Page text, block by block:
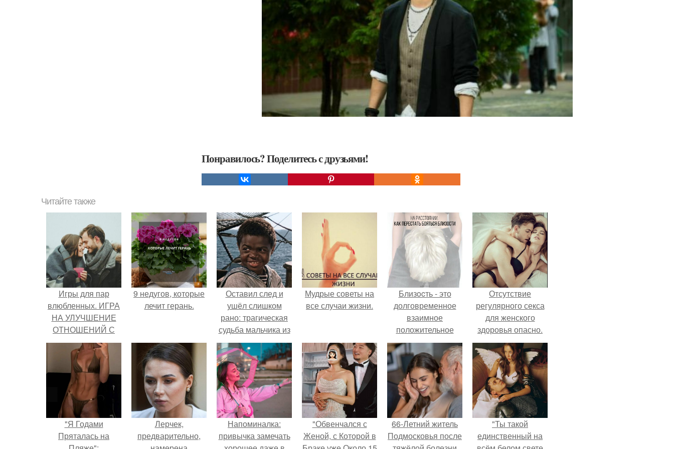
Понравилось? Поделитесь с друзьями!
Читайте также
Игры для пар
влюбленных. ИГРА
НА УЛУЧШЕНИЕ
ОТНОШЕНИЙ С
ЛЮБИМЫМ
9 недугов, которые
лечит герань.
Оставил след и
ушёл слишком
рано: трагическая
судьба мальчика из
фильма
"Максимка".
Мудрые советы на
все случаи жизни.
Близocть - это
долговременное
взаимное
положительное
эмоциональное
вовлечение,
взаимодействие.
Отсутствие
регулярного секса
для женского
здоровья опасно.
"Я Годами
Пряталась на
Лерчек,
предварительно,
Напоминалка:
привычка замечать
"Обвенчался с
Женой, с Которой в
66-Летний житель
Подмосковья после
"Ты такой
единственный на